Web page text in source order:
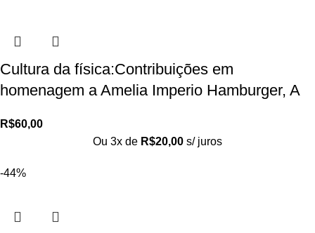
Cultura da física:Contribuições em
homenagem a Amelia Imperio Hamburger, A
R$60,00
Ou 3x de R$20,00 s/ juros
-44%